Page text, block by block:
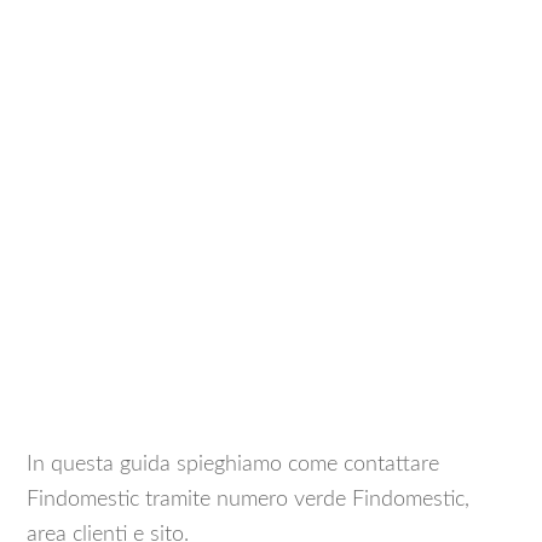
In questa guida spieghiamo come contattare
Findomestic tramite numero verde Findomestic,
area clienti e sito.